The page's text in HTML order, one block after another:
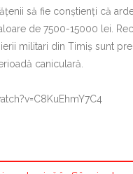
să fie conștienți că
de 7500-15000 lei.
militari din Timiș sunt
caniculară.